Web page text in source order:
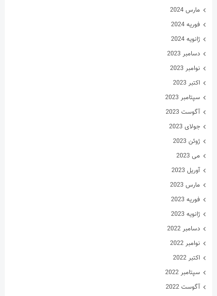
مارس 2024
فوریه 2024
ژانویه 2024
دسامبر 2023
نوامبر 2023
اکتبر 2023
سپتامبر 2023
آگوست 2023
جولای 2023
ژوئن 2023
می 2023
آوریل 2023
مارس 2023
فوریه 2023
ژانویه 2023
دسامبر 2022
نوامبر 2022
اکتبر 2022
سپتامبر 2022
آگوست 2022